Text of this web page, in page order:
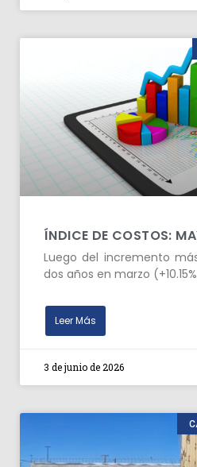
ÍNDICE DE COSTOS:
Luego del incremento
dos años en marzo
Leer Más
3 de junio de 2026